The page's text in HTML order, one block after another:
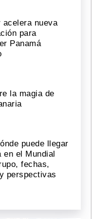
acelera nueva
para
Panamá
la magia de
puede llegar
en el Mundial
fechas,
perspectivas